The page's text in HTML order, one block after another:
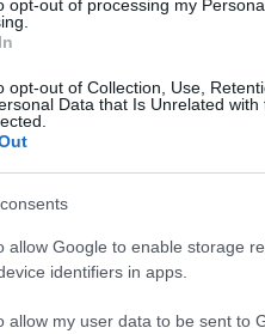
opt-out of processing my
opt-out of Collection, Use,
Data that Is Unrelated
allow Google to enable storage
identifiers in apps.
allow my user data to be sent to
szerint a típus a
bővíti majd a